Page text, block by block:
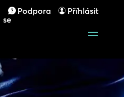
Podpora
Příhlásit
se